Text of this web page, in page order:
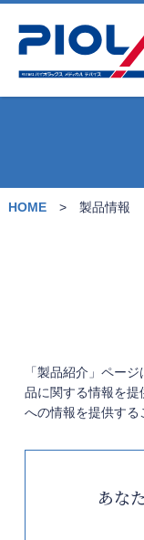
HOME 製品情報
「製品紹介」ペー
品に関する情報を提
への情報を提供する
あな